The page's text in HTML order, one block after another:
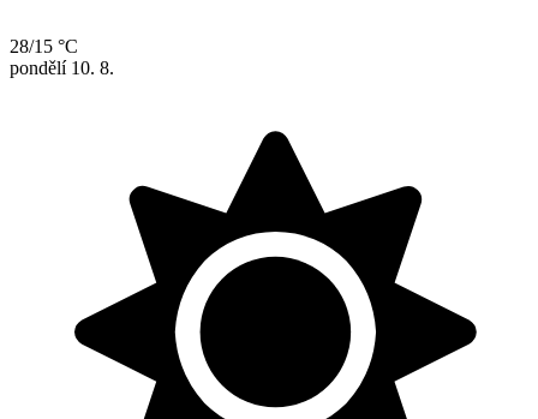
28/15 °C
pondělí 10. 8.